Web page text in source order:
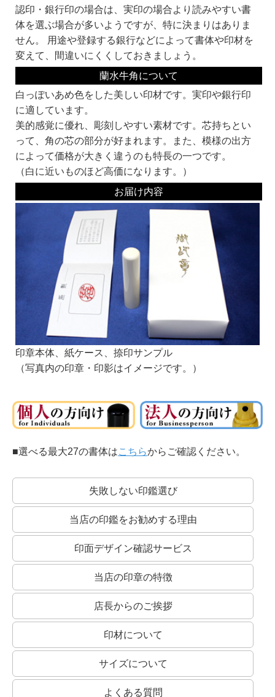
必須の印影画像をプレゼント。
こんな特典は、当店だけ!!
どうせ買うなら、今すぐ、京都光林堂で!!
※認印のみの提供となります。
書体・彫刻するお名前などをご記入の上、カートに入れてお買い上げの手続きをお
願いします。
なお、カートに入れただけではお買い上げにはなりませんので、ご安心ください。
■カートへの入力の方法について■
・書体をお選びください。
ください。通常、姓か名のどちらかになります。（例：安部）
■書体見本一覧：
同じ系統でも名前が違うものは作家が違います。それぞれ線の太さなどに個性があ
書体名の頭にKがついている書体は、当社オリジナルの書体です。
お好みの書体をみつけてくださいね。
銀行印にオススメ！
印鑑の文字の読みやすさより、偽造のしにくさや、風格を重視して選ぶとよいでし
もちろん、認印におすすめの書体でおつくりすることも可能です！
印章用に特化した書体です。
中国最古の石刻の書体が起源といわれています。
開運印鑑などもこの系統の書体を使います。
認印は、書類上で誰が捺印したか、第三者にわかることも大切です。
もちろん、銀行印におすすめの書体でおつくりすることも可能です！
楷書系：
最も読みやすい書体です。
いくつかの続き書きがあるものが行書。
さらに崩して字形が変わるものが草書です。
認印・銀行印の場合は、実印の場合より読みやすい書
体を選ぶ場合が多いようですが、特に決まりはありま
せん。 用途や登録する銀行などによって書体や印材を
変えて、間違いにくくしておきましょう。
蘭水牛角について
白っぽいあめ色をした美しい印材です。実印や銀行印
に適しています。
美的感覚に優れ、彫刻しやすい素材です。芯持ちとい
って、角の芯の部分が好まれます。また、模様の出方
によって価格が大きく違うのも特長の一つです。
（白に近いものほど高価になります。）
お届け内容
印章本体、紙ケース、捺印サンプル
（写真内の印章・印影はイメージです。）
■選べる最大27の書体はこちらからご確認ください。
失敗しない印鑑選び
当店の印鑑をお勧めする理由
印面デザイン確認サービス
当店の印章の特徴
店長からのご挨拶
印材について
サイズについて
よくある質問